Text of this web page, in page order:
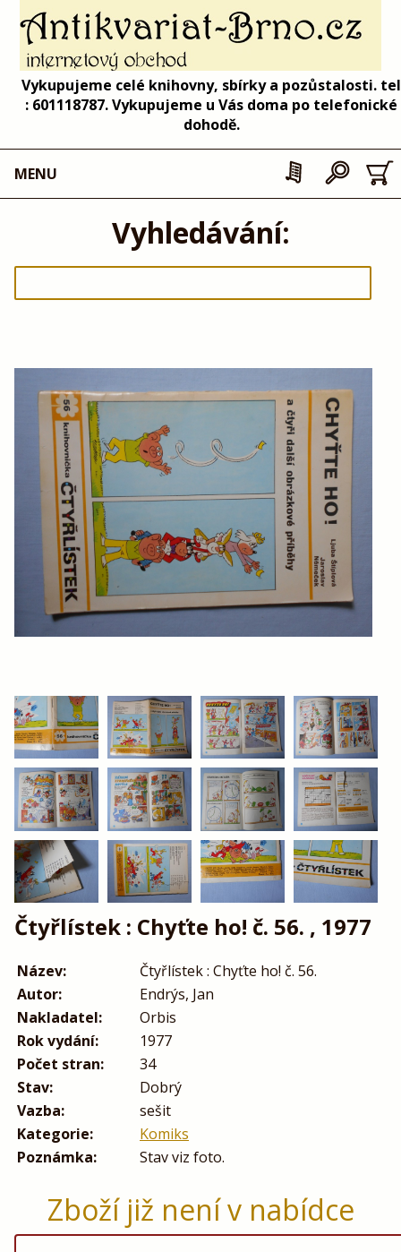
Vykupujeme celé knihovny, sbírky a pozůstalosti. tel
: 601118787. Vykupujeme u Vás doma po telefonické
dohodě.
MENU
Vyhledávání:
Čtyřlístek : Chyťte ho! č. 56. , 1977
Název:
Čtyřlístek : Chyťte ho! č. 56.
Autor:
Endrýs, Jan
Nakladatel:
Orbis
Rok vydání:
1977
Počet stran:
34
Stav:
Dobrý
Vazba:
sešit
Kategorie:
Komiks
Poznámka:
Stav viz foto.
Zboží již není v nabídce